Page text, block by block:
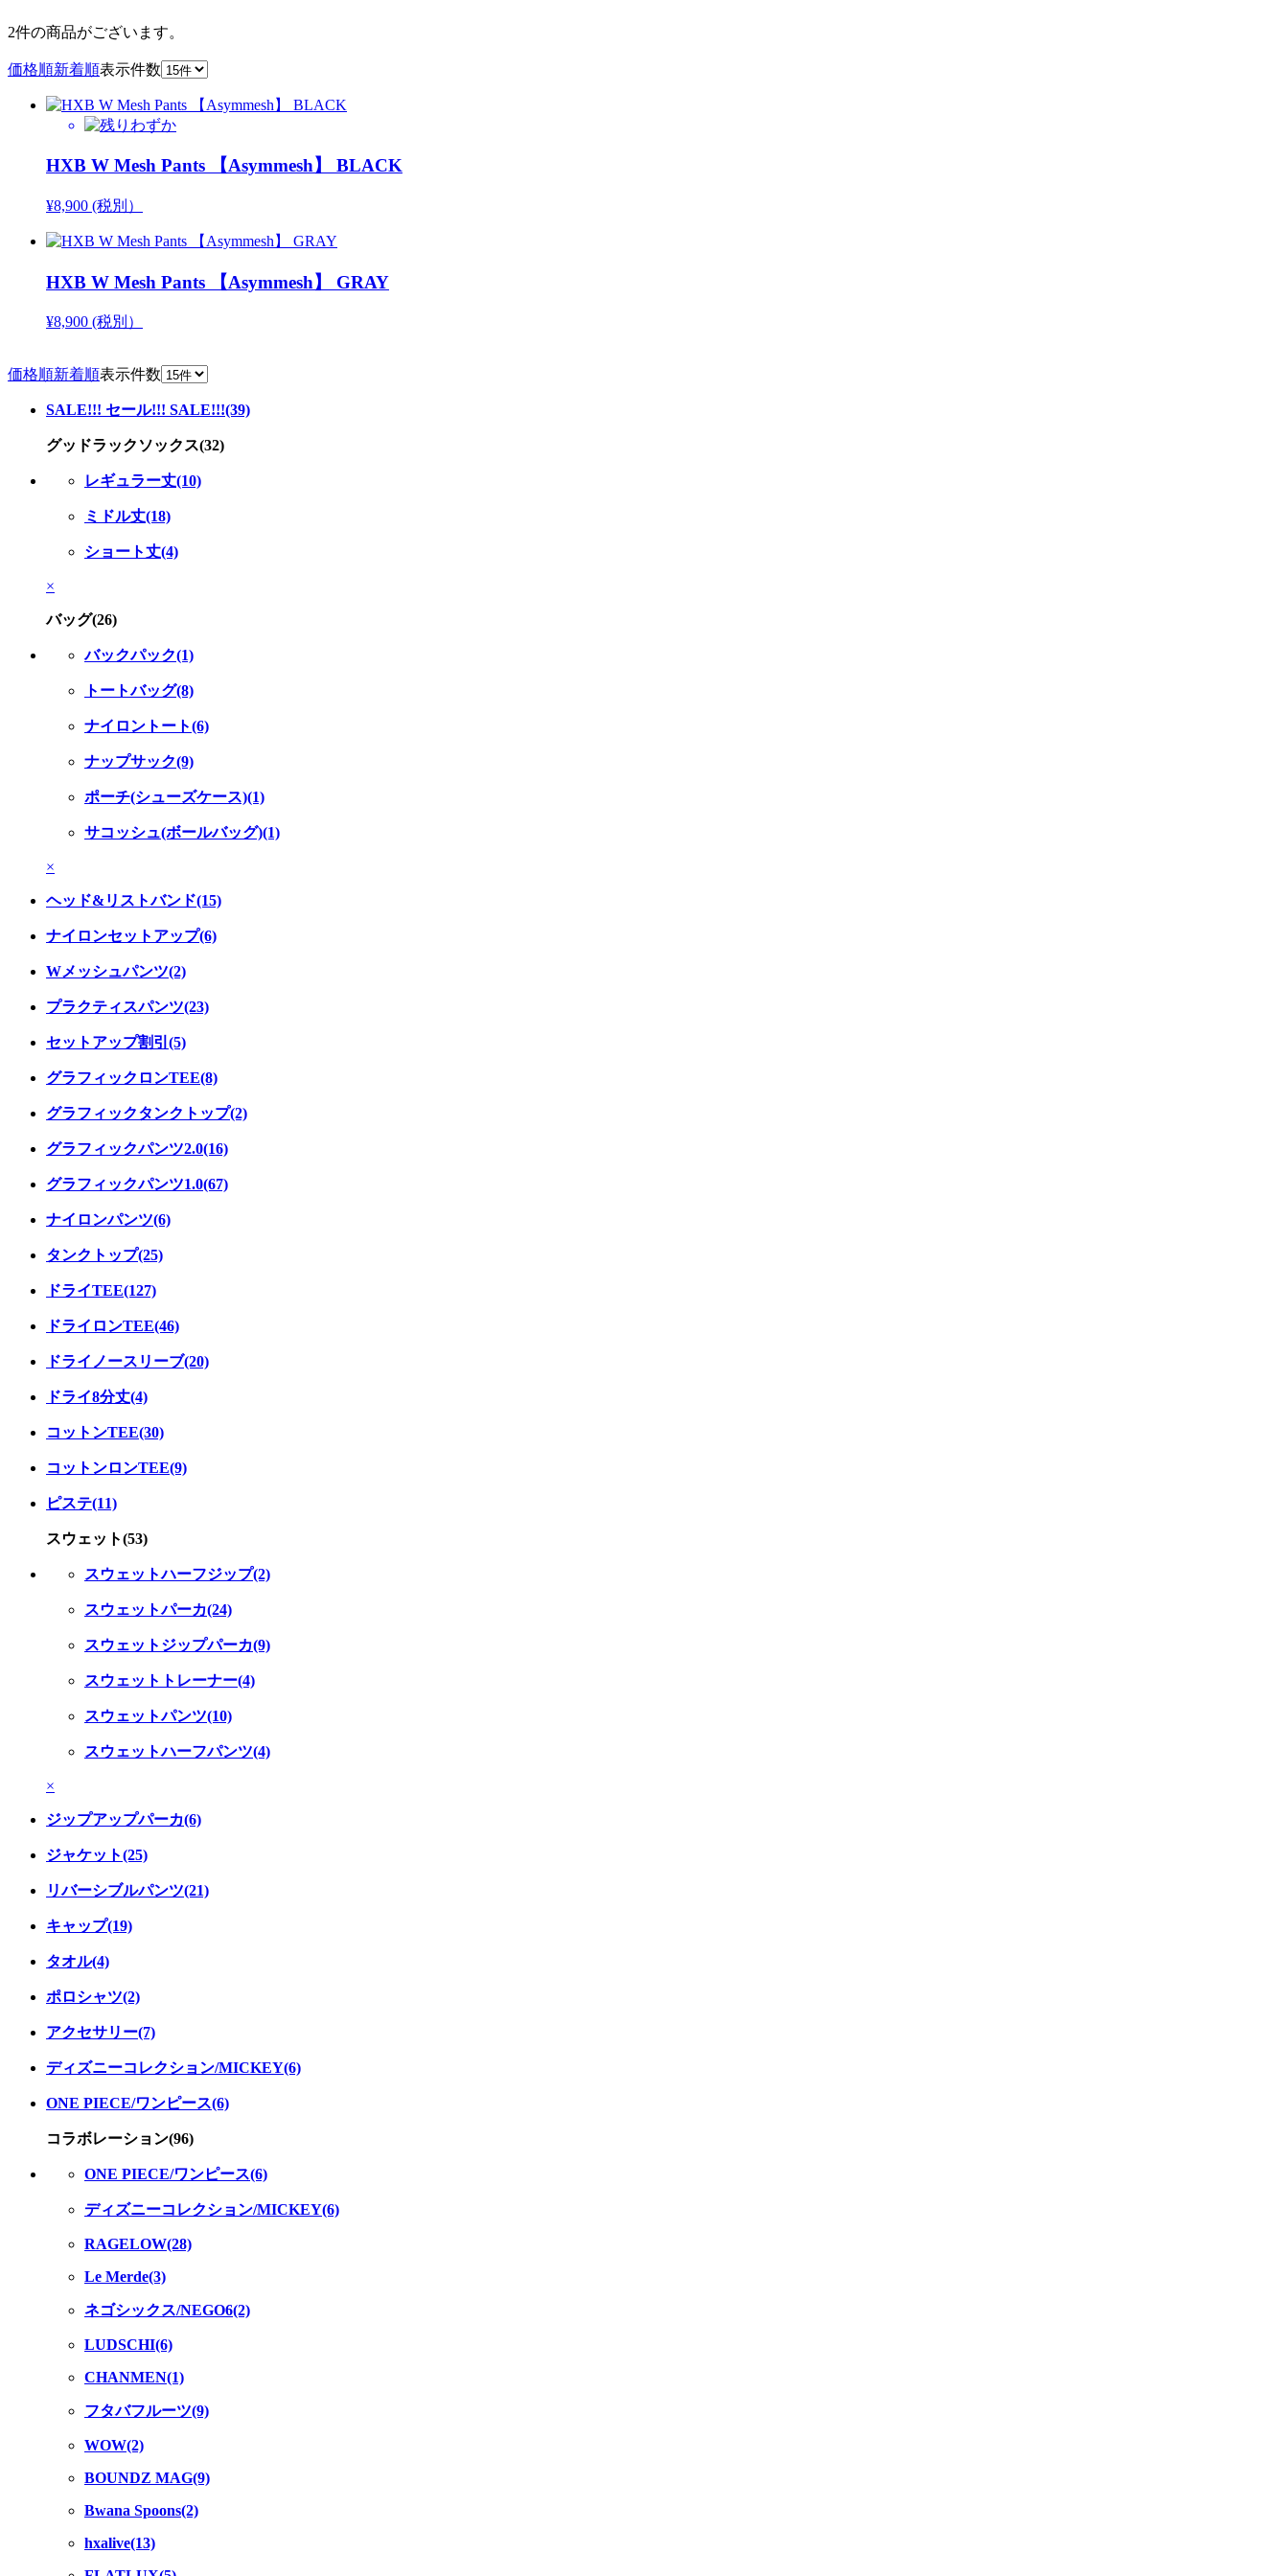
2件の商品がございます。
価格順新着順表示件数
HXB W Mesh Pants 【Asymmesh】 BLACK
¥8,900 (税別）
HXB W Mesh Pants 【Asymmesh】 GRAY
¥8,900 (税別）
価格順新着順表示件数
SALE!!! セール!!! SALE!!!(39)
グッドラックソックス(32)
レギュラー丈(10)
ミドル丈(18)
ショート丈(4)
×
バッグ(26)
バックパック(1)
トートバッグ(8)
ナイロントート(6)
ナップサック(9)
ポーチ(シューズケース)(1)
サコッシュ(ボールバッグ)(1)
×
ヘッド&リストバンド(15)
ナイロンセットアップ(6)
Wメッシュパンツ(2)
プラクティスパンツ(23)
セットアップ割引(5)
グラフィックロンTEE(8)
グラフィックタンクトップ(2)
グラフィックパンツ2.0(16)
グラフィックパンツ1.0(67)
ナイロンパンツ(6)
タンクトップ(25)
ドライTEE(127)
ドライロンTEE(46)
ドライノースリーブ(20)
ドライ8分丈(4)
コットンTEE(30)
コットンロンTEE(9)
ピステ(11)
スウェット(53)
スウェットハーフジップ(2)
スウェットパーカ(24)
スウェットジップパーカ(9)
スウェットトレーナー(4)
スウェットパンツ(10)
スウェットハーフパンツ(4)
×
ジップアップパーカ(6)
ジャケット(25)
リバーシブルパンツ(21)
キャップ(19)
タオル(4)
ポロシャツ(2)
アクセサリー(7)
ディズニーコレクション/MICKEY(6)
ONE PIECE/ワンピース(6)
コラボレーション(96)
ONE PIECE/ワンピース(6)
ディズニーコレクション/MICKEY(6)
RAGELOW(28)
Le Merde(3)
ネゴシックス/NEGO6(2)
LUDSCHI(6)
CHANMEN(1)
フタバフルーツ(9)
WOW(2)
BOUNDZ MAG(9)
Bwana Spoons(2)
hxalive(13)